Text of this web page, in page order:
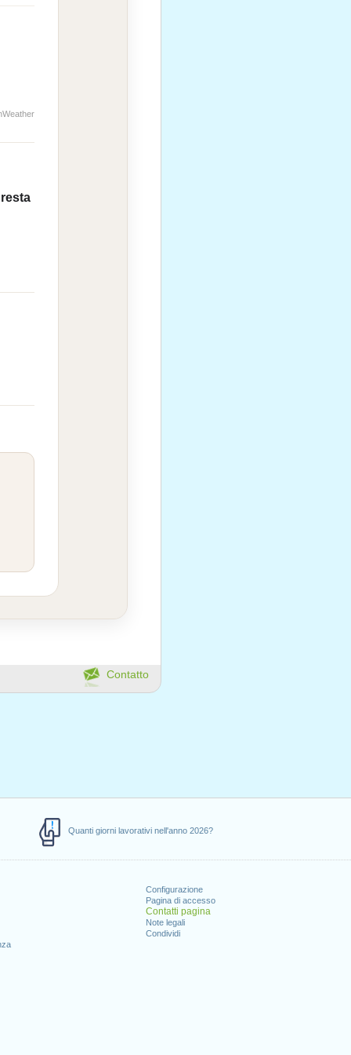
Quanti giorni lavorativi nell'anno 2026?
Configurazione
Pagina di accesso
Contatti pagina
Note legali
Condividi
Contatto